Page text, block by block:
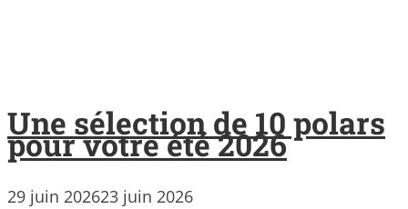
Une sélection de 10 polars
pour votre été 2026
29 juin 202623 juin 2026